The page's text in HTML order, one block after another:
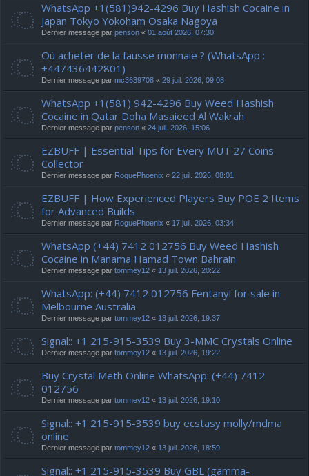
WhatsApp +1(581)942-4296 Buy Hashish Cocaine in
Japan Tokyo Yokoham Osaka Nagoya
Dernier message par penson « 01 août 2026, 07:30
Où acheter de la fausse monnaie ? (WhatsApp :
+447436442801)
Dernier message par mc3639708 « 29 juil. 2026, 09:08
WhatsApp +1(581) 942-4296 Buy Weed Hashish
Cocaine in Qatar Doha Masaieed Al Wakrah
Dernier message par penson « 24 juil. 2026, 15:06
EZBUFF | Essential Tips for Every MUT 27 Coins
Collector
Dernier message par RoguePhoenix « 22 juil. 2026, 08:01
EZBUFF | How Experienced Players Buy POE 2 Items
for Advanced Builds
Dernier message par RoguePhoenix « 17 juil. 2026, 03:34
WhatsApp (+44) 7412 012756 Buy Weed Hashish
Cocaine in Manama Hamad Town Bahrain
Dernier message par tommey12 « 13 juil. 2026, 20:22
WhatsApp: (+44) 7412 012756 Fentanyl for sale in
Melbourne Australia
Dernier message par tommey12 « 13 juil. 2026, 19:37
Signal:: +1 215-915-3539 Buy 3-MMC Crystals Online
Dernier message par tommey12 « 13 juil. 2026, 19:22
Buy Crystal Meth Online WhatsApp: (+44) 7412
012756
Dernier message par tommey12 « 13 juil. 2026, 19:10
Signal:: +1 215-915-3539 buy ecstasy molly/mdma
online
Dernier message par tommey12 « 13 juil. 2026, 18:59
Signal:: +1 215-915-3539 Buy GBL (gamma-